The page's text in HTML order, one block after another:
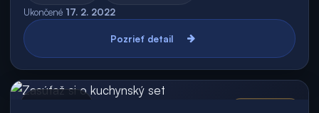
Ukončené 17. 2. 2022
Pozrieť detail